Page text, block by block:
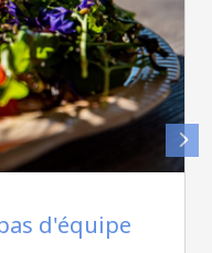
d'équipe